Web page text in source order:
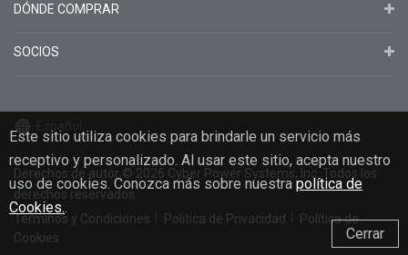
Este sitio utiliza cookies para brindarle un servicio más
receptivo y personalizado. Al usar este sitio, acepta nuestro
uso de cookies. Conozca más sobre nuestra política de
Cookies..
Cerrar
DÓNDE COMPRAR
SOCIOS
Derechos de autor © 2026 Cyber Power Systems, Inc. Todos los
derechos reservados.
Términos y Condiciones
Política de Privacidad
Política de
Cookies